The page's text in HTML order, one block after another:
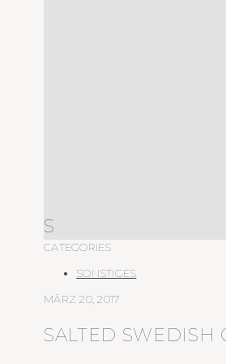
S
CATEGORIES
SONSTIGES
MÄRZ 20, 2017
SALTED